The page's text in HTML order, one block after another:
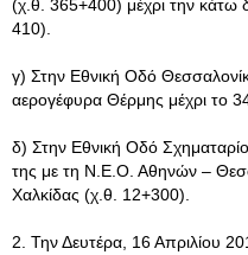
(χ.θ. 365+400) μέχρι την κάτω
410).
γ) Στην Εθνική Οδό
αερογέφυρα Θέρμης μέχρι το
δ) Στην Εθνική Οδό
της με τη Ν.Ε.Ο. Αθηνών –
Χαλκίδας (χ.θ. 12+300).
2. Την Δευτέρα, 16 Απριλίου